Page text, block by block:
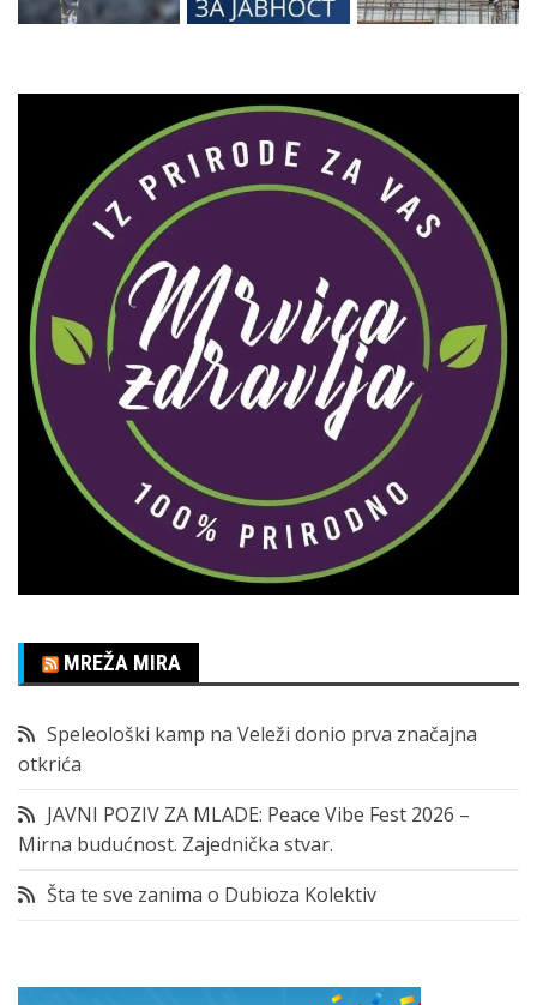
MREŽA MIRA
Speleološki kamp na Veleži donio prva značajna
otkrića
JAVNI POZIV ZA MLADE: Peace Vibe Fest 2026 –
Mirna budućnost. Zajednička stvar.
Šta te sve zanima o Dubioza Kolektiv